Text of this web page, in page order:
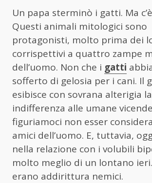
Un papa sterminò i gatti. Ma
Questi animali mitologici sono
protagonisti, molto prima dei
corrispettivi a quattro zampe
dell’uomo. Non che i gatti
sofferto di gelosia per i cani. Il
esibisce con sovrana alterigia
indifferenza alle umane
figuriamoci non esser
amici dell’uomo. E, tuttavia,
nella relazione con i volubili
molto meglio di un lontano
erano addirittura nemici.